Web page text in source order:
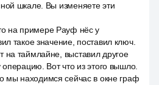
шкале. Вы изменяете эти
на примере Рауф нёс у
такое значение, поставил ключ.
таймлайне, выставил другое
операцию. Вот что из этого вышло.
мы находимся сейчас в окне граф